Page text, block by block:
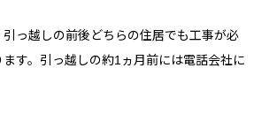
引っ越しの前後どちらの住居でも工事が必
す。引っ越しの約1ヵ月前には電話会社に